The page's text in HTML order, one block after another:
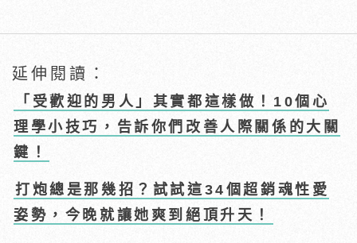
延伸閱讀：
「受歡迎的男人」其實都這樣做！10個心
理學小技巧，告訴你們改善人際關係的大關
鍵！
打炮總是那幾招？試試這34個超銷魂性愛
姿勢，今晚就讓她爽到絕頂升天！